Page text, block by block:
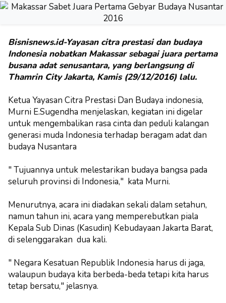
Bisnisnews.id-Yayasan citra prestasi dan budaya
Indonesia nobatkan Makassar sebagai juara pertama
busana adat senusantara, yang berlangsung di
Thamrin City Jakarta, Kamis (29/12/2016) lalu.
Ketua Yayasan Citra Prestasi Dan Budaya indonesia,
Murni E.Sugendha menjelaskan, kegiatan ini digelar
untuk mengembalikan rasa cinta dan peduli kalangan
generasi muda Indonesia terhadap beragam adat dan
budaya Nusantara
" Tujuannya untuk melestarikan budaya bangsa pada
seluruh provinsi di Indonesia," kata Murni.
Menurutnya, acara ini diadakan sekali dalam setahun,
namun tahun ini, acara yang memperebutkan piala
Kepala Sub Dinas (Kasudin) Kebudayaan Jakarta Barat,
di selenggarakan dua kali.
" Negara Kesatuan Republik Indonesia harus di jaga,
walaupun budaya kita berbeda-beda tetapi kita harus
tetap bersatu," jelasnya.